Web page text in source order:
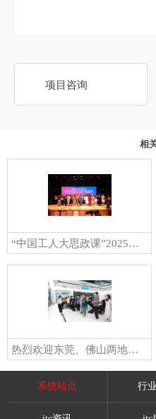
项目咨询
相
“中国工人大思政课”2025年巾帼劳模工匠宣讲活动（广州番禺专场）在itc保伦股份圆满举行
热烈欢迎东莞、佛山两地客户代表团莅临itc保伦股份考察交流
系统站点 行